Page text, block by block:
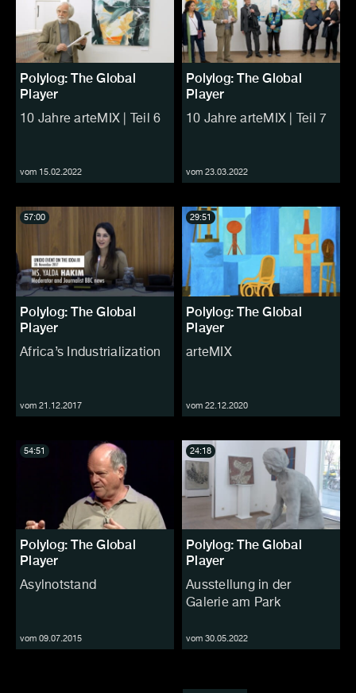
Polylog: The Global
Player
10 Jahre arteMIX | Teil 6
vom 15.02.2022
Polylog: The Global
Player
10 Jahre arteMIX | Teil 7
vom 23.03.2022
Polylog: The Global
Player
Africa’s Industrialization
vom 21.12.2017
57:00
Polylog: The Global
Player
arteMIX
vom 22.12.2020
29:51
Polylog: The Global
Player
Asylnotstand
vom 09.07.2015
54:51
Polylog: The Global
Player
Ausstellung in der
Galerie am Park
vom 30.05.2022
24:18